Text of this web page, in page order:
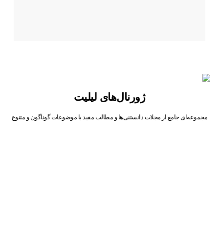
ژورنال‌های لیلیت
مجموعه‌ای جامع از مجلات دانستنی‌ها و مطالب مفید با موضوعات گوناگون و متنوع